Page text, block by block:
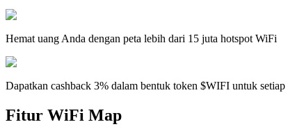
Hemat uang Anda dengan peta lebih dari 15 juta hotspot WiFi
Dapatkan cashback 3% dalam bentuk token $WIFI untuk
Fitur WiFi Map